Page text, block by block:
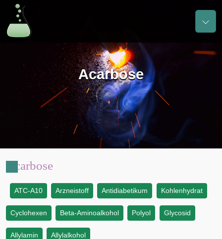
Acarbose
Acarbose
ATC-A10 Arzneistoff Antidiabetikum Kohlenhydrat
Cyclohexen Beta-Aminoalkohol Polyol Glycosid
Allylamin Allylalkohol